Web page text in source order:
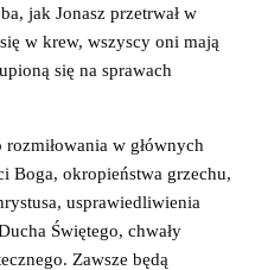
jak Jonasz przetrwał w
w krew, wszyscy oni mają
się na sprawach
w głównych
Boga, okropieństwa grzechu,
usprawiedliwienia
Świętego, chwały
Zawsze będą